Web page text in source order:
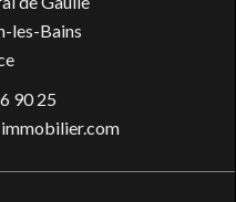
les-Bains
90 25